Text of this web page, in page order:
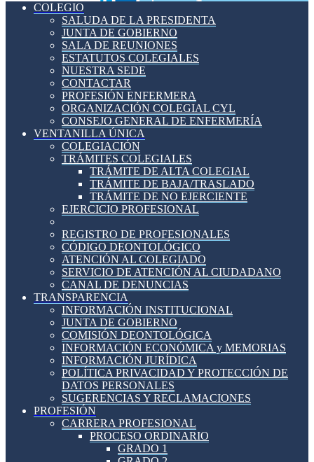
COLEGIO
SALUDA DE LA PRESIDENTA
JUNTA DE GOBIERNO
SALA DE REUNIONES
ESTATUTOS COLEGIALES
NUESTRA SEDE
CONTACTAR
PROFESIÓN ENFERMERA
ORGANIZACIÓN COLEGIAL CYL
CONSEJO GENERAL DE ENFERMERÍA
VENTANILLA ÚNICA
COLEGIACIÓN
TRÁMITES COLEGIALES
TRÁMITE DE ALTA COLEGIAL
TRÁMITE DE BAJA/TRASLADO
TRÁMITE DE NO EJERCIENTE
EJERCICIO PROFESIONAL
REGISTRO DE PROFESIONALES
CÓDIGO DEONTOLÓGICO
ATENCIÓN AL COLEGIADO
SERVICIO DE ATENCIÓN AL CIUDADANO
CANAL DE DENUNCIAS
TRANSPARENCIA
INFORMACIÓN INSTITUCIONAL
JUNTA DE GOBIERNO
COMISIÓN DEONTOLÓGICA
INFORMACIÓN ECONÓMICA y MEMORIAS
INFORMACIÓN JURÍDICA
POLÍTICA PRIVACIDAD Y PROTECCIÓN DE
DATOS PERSONALES
SUGERENCIAS Y RECLAMACIONES
PROFESIÓN
CARRERA PROFESIONAL
PROCESO ORDINARIO
GRADO 1